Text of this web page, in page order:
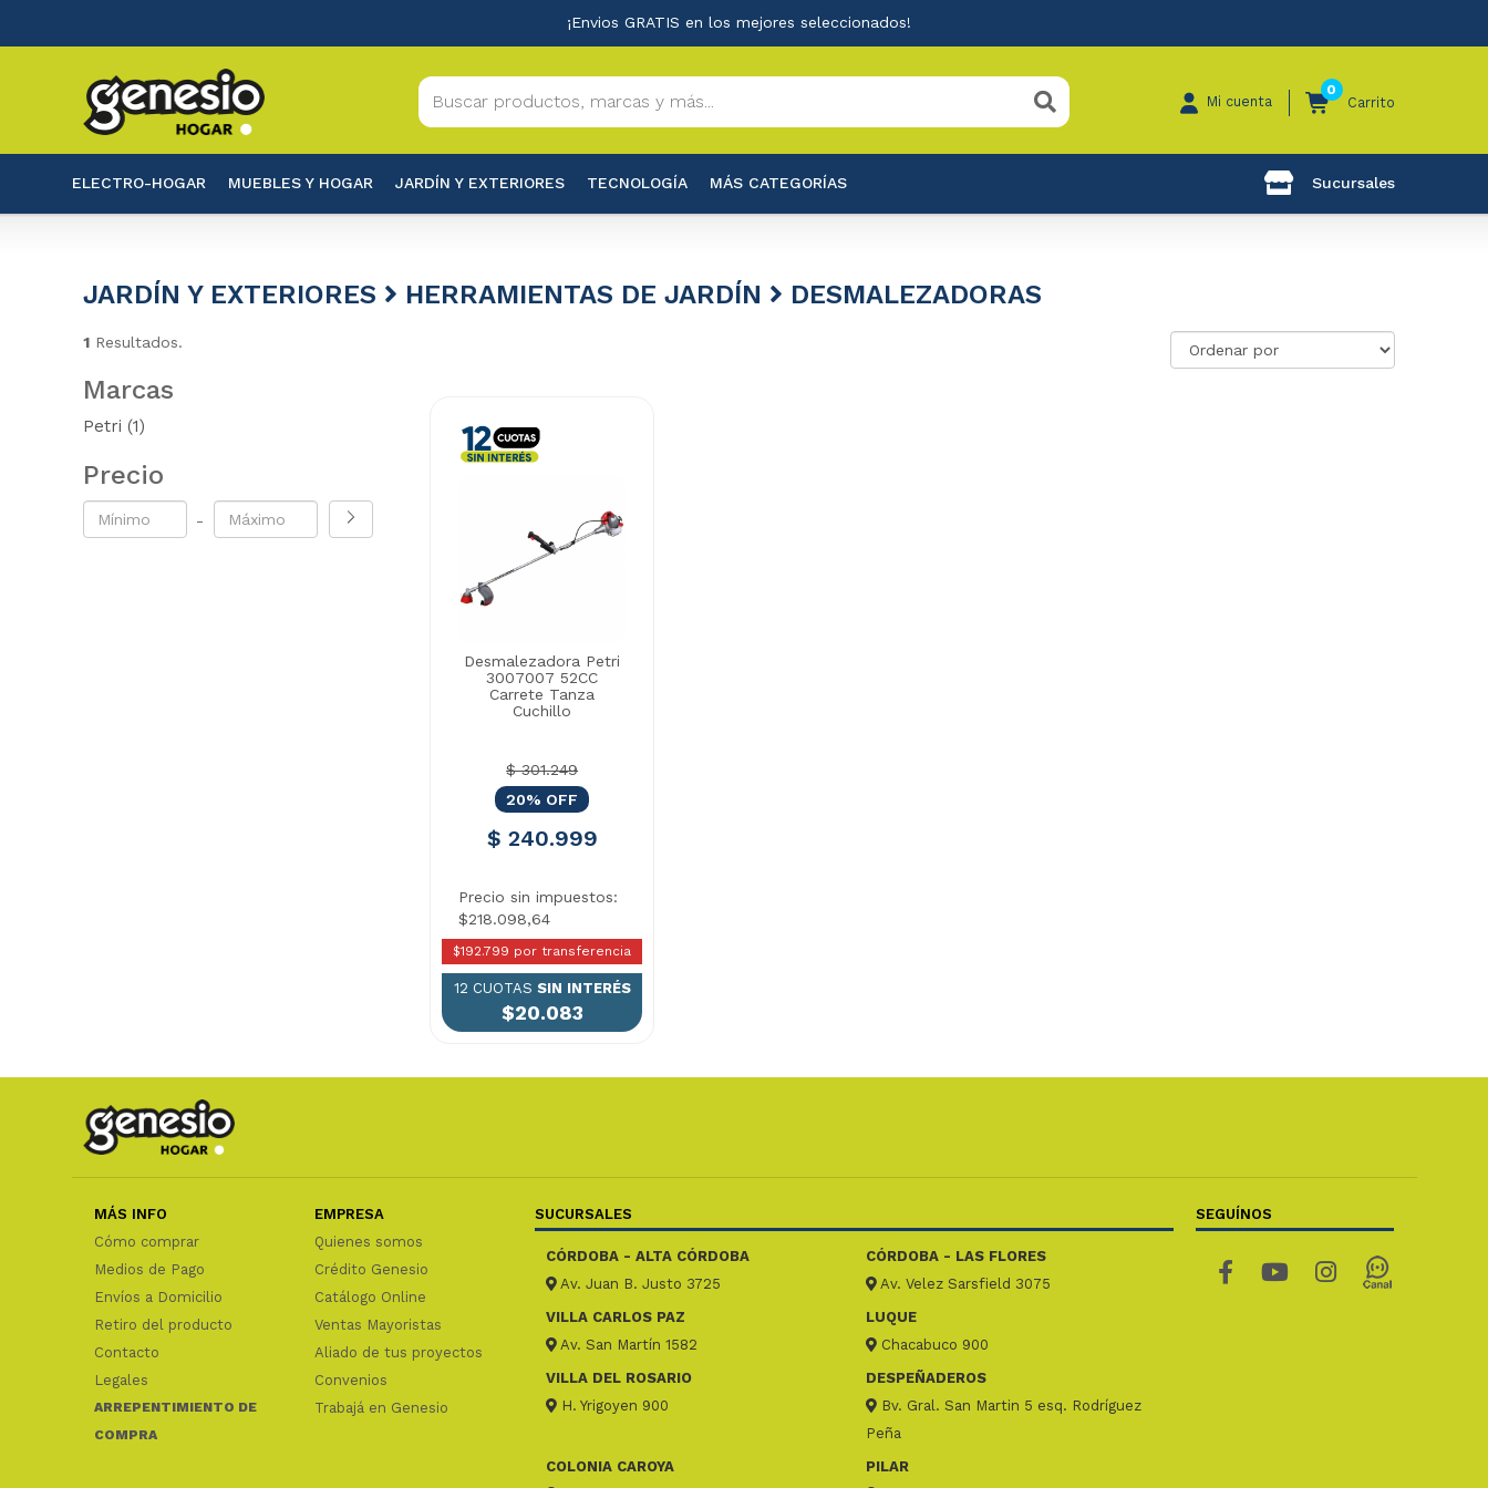
¡Envios GRATIS en los mejores seleccionados!
Mi cuenta
0
Carrito
ELECTRO-HOGAR MUEBLES Y HOGAR JARDÍN Y EXTERIORES TECNOLOGÍA MÁS CATEGORÍAS Sucursales
JARDÍN Y EXTERIORES HERRAMIENTAS DE JARDÍN DESMALEZADORAS
1Resultados.
Marcas
Petri (1)
Precio
-
Desmalezadora Petri
3007007 52CC
Carrete Tanza
Cuchillo
$ 301.249
20% OFF
$ 240.999
Precio sin impuestos:
$218.098,64
$192.799 por transferencia
12 CUOTAS SIN INTERÉS
$20.083
MÁS INFO
Cómo comprar
Medios de Pago
Envíos a Domicilio
Retiro del producto
Contacto
Legales
ARREPENTIMIENTO DE
COMPRA
EMPRESA
Quienes somos
Crédito Genesio
Catálogo Online
Ventas Mayoristas
Aliado de tus proyectos
Convenios
Trabajá en Genesio
SUCURSALES
CÓRDOBA - ALTA CÓRDOBA
Av. Juan B. Justo 3725
CÓRDOBA - LAS FLORES
Av. Velez Sarsfield 3075
VILLA CARLOS PAZ
Av. San Martín 1582
LUQUE
Chacabuco 900
VILLA DEL ROSARIO
H. Yrigoyen 900
DESPEÑADEROS
Bv. Gral. San Martin 5 esq. Rodríguez
Peña
COLONIA CAROYA
PILAR
SEGUÍNOS